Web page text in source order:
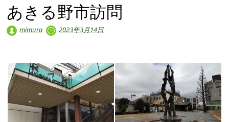
あきる野市訪問
mimura 2023年3月14日